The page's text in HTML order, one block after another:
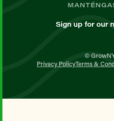
Sign up for our
©
Privacy PolicyTerms &